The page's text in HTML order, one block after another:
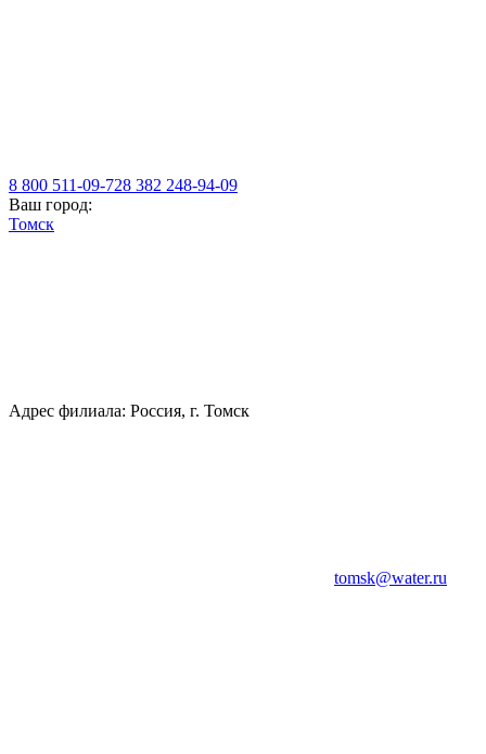
8 800 511-09-728 382 248-94-09
Ваш город:
Томск
Адрес филиала: Россия, г. Томск
tomsk@water.ru